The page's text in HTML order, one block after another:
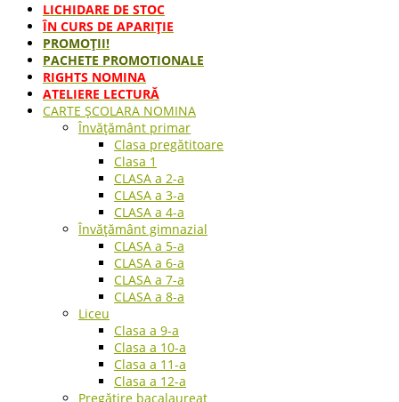
LICHIDARE DE STOC
ÎN CURS DE APARIŢIE
PROMOȚII!
PACHETE PROMOTIONALE
RIGHTS NOMINA
ATELIERE LECTURĂ
CARTE ŞCOLARA NOMINA
Învățământ primar
Clasa pregătitoare
Clasa 1
CLASA a 2-a
CLASA a 3-a
CLASA a 4-a
Învățământ gimnazial
CLASA a 5-a
CLASA a 6-a
CLASA a 7-a
CLASA a 8-a
Liceu
Clasa a 9-a
Clasa a 10-a
Clasa a 11-a
Clasa a 12-a
Pregătire bacalaureat